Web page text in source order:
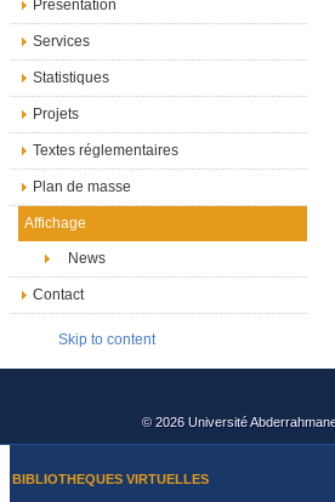
Présentation
Services
Statistiques
Projets
Textes réglementaires
Plan de masse
Affichage
News
Contact
Skip to content
© 2026 Université
BIBLIOTHEQUES VIRTUELLES